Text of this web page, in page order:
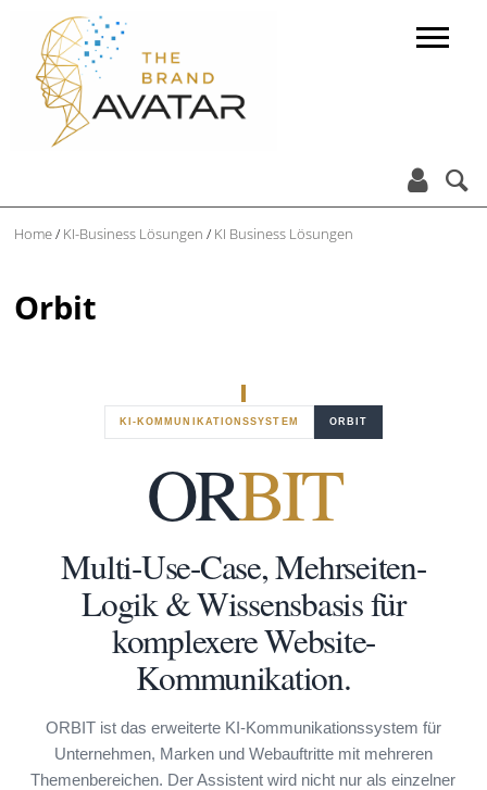
 
Home/ KI-Business Lösungen/ KI Business Lösungen
Orbit
KI-KOMMUNIKATIONSSYSTEM ORBIT
ORBIT
Multi-Use-Case, Mehrseiten-
Logik & Wissensbasis für
komplexere Website-
Kommunikation.
ORBIT ist das erweiterte KI-Kommunikationssystem für
Unternehmen, Marken und Webauftritte mit mehreren
Themenbereichen. Der Assistent wird nicht nur als einzelner